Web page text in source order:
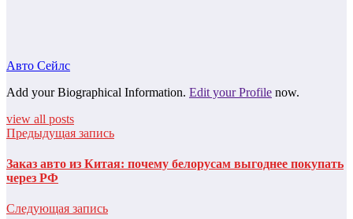
Авто Сейлс
Add your Biographical Information. Edit your Profile now.
view all posts
Предыдущая запись
Заказ авто из Китая: почему белорусам выгоднее покупать
через РФ
Следующая запись